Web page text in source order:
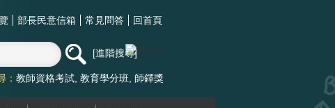
部長民意信箱 常見問答 回首頁
進階搜尋
： 教師資格考試 教育學分班 師鐸獎